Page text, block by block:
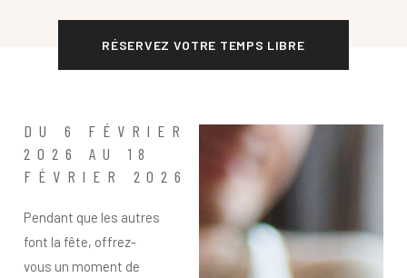
RÉSERVEZ VOTRE TEMPS LIBRE
DU 6 FÉVRIER
2026 AU 18
FÉVRIER 2026
Pendant que les autres
font la fête, offrez-
vous un moment de